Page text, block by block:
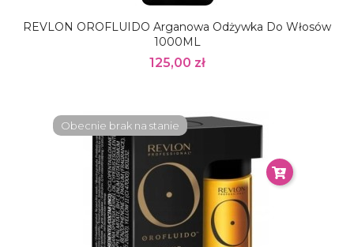
REVLON OROFLUIDO Arganowa Odżywka Do Włosów
1000ML
125,00 zł
Obecnie brak na stanie